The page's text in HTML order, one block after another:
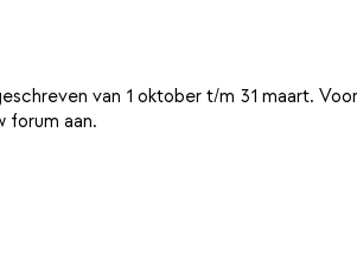
van 1 oktober t/m 31 maart.
forum aan.